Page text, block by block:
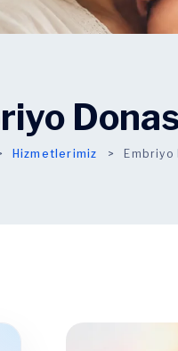
Hizmetlerimiz Embriyo